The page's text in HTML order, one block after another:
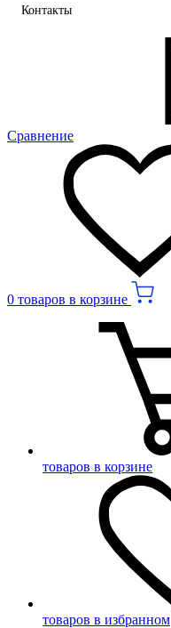
Контакты
Сравнение
0 товаров в корзине
товаров в корзине
товаров в избранном